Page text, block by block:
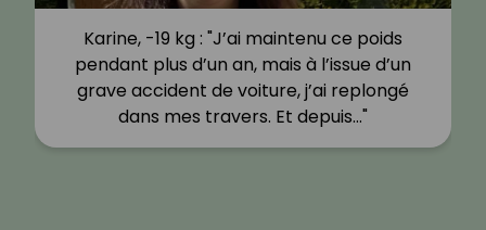
Karine, -19 kg : "J’ai maintenu ce poids
pendant plus d’un an, mais à l’issue d’un
grave accident de voiture, j’ai replongé
dans mes travers. Et depuis…"